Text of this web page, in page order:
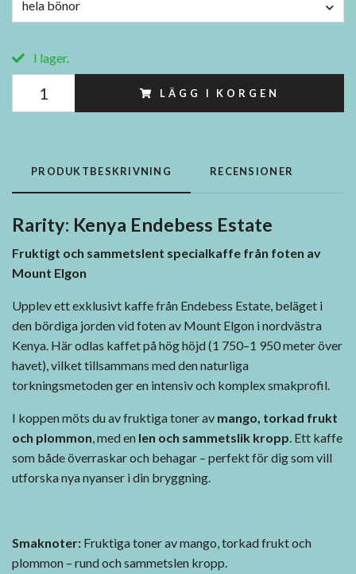
hela bönor
I lager.
LÄGG I KORGEN
PRODUKTBESKRIVNING RECENSIONER
Rarity: Kenya Endebess Estate
Fruktigt och sammetslent specialkaffe från foten av
Mount Elgon
Upplev ett exklusivt kaffe från Endebess Estate, beläget i
den bördiga jorden vid foten av Mount Elgon i nordvästra
Kenya. Här odlas kaffet på hög höjd (1 750–1 950 meter över
havet), vilket tillsammans med den naturliga
torkningsmetoden ger en intensiv och komplex smakprofil.
I koppen möts du av fruktiga toner av mango, torkad frukt
och plommon, med en len och sammetslik kropp. Ett kaffe
som både överraskar och behagar – perfekt för dig som vill
utforska nya nyanser i din bryggning.
Smaknoter: Fruktiga toner av mango, torkad frukt och
plommon – rund och sammetslen kropp.